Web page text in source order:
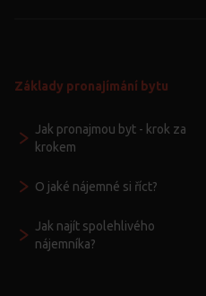
Základy pronajímání bytu
Jak pronajmou byt - krok za
krokem
O jaké nájemné si říct?
Jak najít spolehlivého
nájemníka?